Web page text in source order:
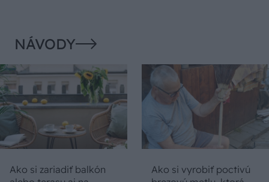
NÁVODY
Ako si zariadiť balkón
Ako si vyrobiť poctivú